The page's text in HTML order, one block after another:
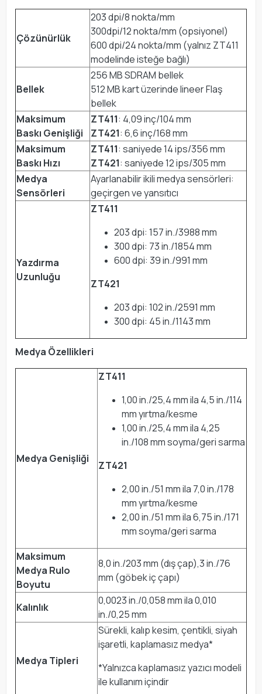
Çözünürlük
203 dpi/8 nokta/mm
300dpi/12 nokta/mm (opsiyonel)
600 dpi/24 nokta/mm (yalnız ZT411
modelinde isteğe bağlı)
Bellek
256 MB SDRAM bellek
512 MB kart üzerinde lineer Flaş
bellek
Maksimum
Baskı Genişliği
ZT411: 4,09 inç/104 mm
ZT421: 6,6 inç/168 mm
Maksimum
Baskı Hızı
ZT411: saniyede 14 ips/356 mm
ZT421: saniyede 12 ips/305 mm
Medya
Sensörleri
Ayarlanabilir ikili medya sensörleri:
geçirgen ve yansıtıcı
Yazdırma
Uzunluğu
ZT411
203 dpi: 157 in./3988 mm
300 dpi: 73 in./1854 mm
600 dpi: 39 in./991 mm
ZT421
203 dpi: 102 in./2591 mm
300 dpi: 45 in./1143 mm
Medya Özellikleri
Medya Genişliği
ZT411
1,00 in./25,4 mm ila 4,5 in./114
mm yırtma/kesme
1,00 in./25,4 mm ila 4,25
in./108 mm soyma/geri sarma
ZT421
2,00 in./51 mm ila 7,0 in./178
mm yırtma/kesme
2,00 in./51 mm ila 6,75 in./171
mm soyma/geri sarma
Maksimum
Medya Rulo
Boyutu
8,0 in./203 mm (dış çap),3 in./76
mm (göbek iç çapı)
Kalınlık
0,0023 in./0,058 mm ila 0,010
in./0,25 mm
Medya Tipleri
Sürekli, kalıp kesim, çentikli, siyah
işaretli, kaplamasız medya*
*Yalnızca kaplamasız yazıcı modeli
ile kullanım içindir